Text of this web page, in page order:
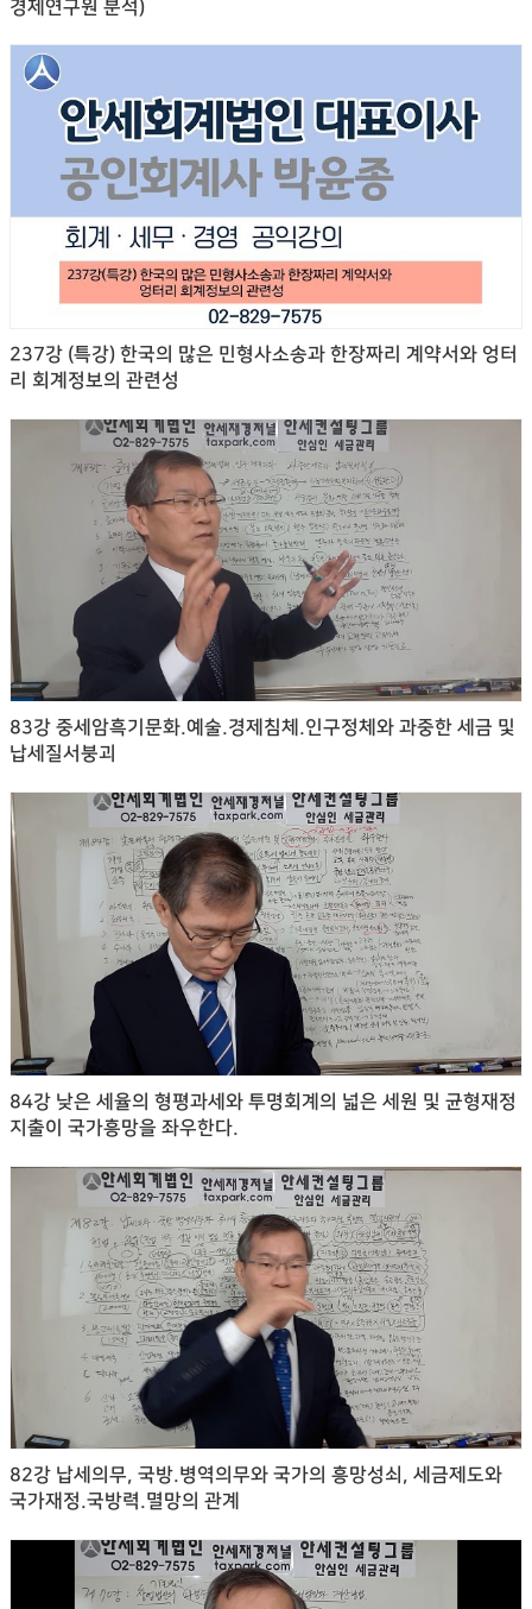
경제연구원 분석)
237강 (특강) 한국의 많은 민형사소송과 한장짜리 계약서와 엉터
리 회계정보의 관련성
83강 중세암흑기문화.예술.경제침체.인구정체와 과중한 세금 및
납세질서붕괴
84강 낮은 세율의 형평과세와 투명회계의 넓은 세원 및 균형재정
지출이 국가흥망을 좌우한다.
82강 납세의무, 국방.병역의무와 국가의 흥망성쇠, 세금제도와
국가재정.국방력.멸망의 관계